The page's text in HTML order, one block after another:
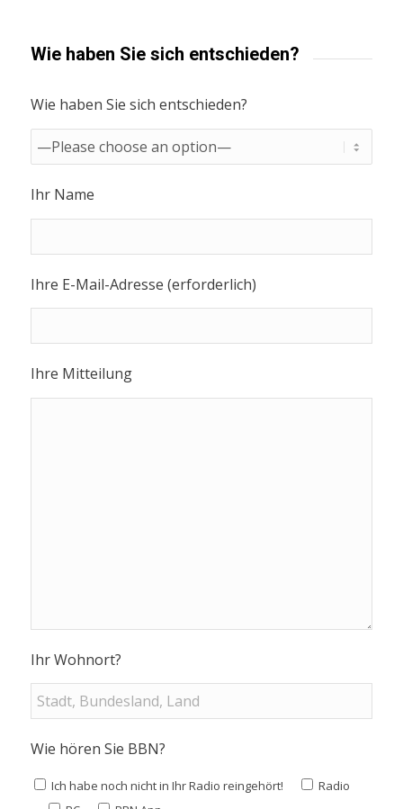
Wie haben Sie sich entschieden?
Wie haben Sie sich entschieden?
Ihr Name
Ihre E-Mail-Adresse (erforderlich)
Ihre Mitteilung
Ihr Wohnort?
Wie hören Sie BBN?
Ich habe noch nicht in Ihr Radio reingehört!
Radio